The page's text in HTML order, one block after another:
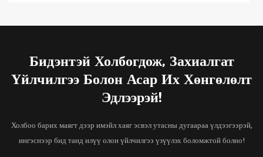
Бидэнтэй Холбогдож, Захиалгат
Үйлчилгээ Болон Асар Их Хөнгөлөлт
Эдлээрэй!
Холбоо барих маягт дээр имэйл хаяг эсвэл утасны дугаараа үлдээгээрэй,
ингэснээр бид танд илүү олон үйлчилгээ үзүүлэх боломжтой болно!